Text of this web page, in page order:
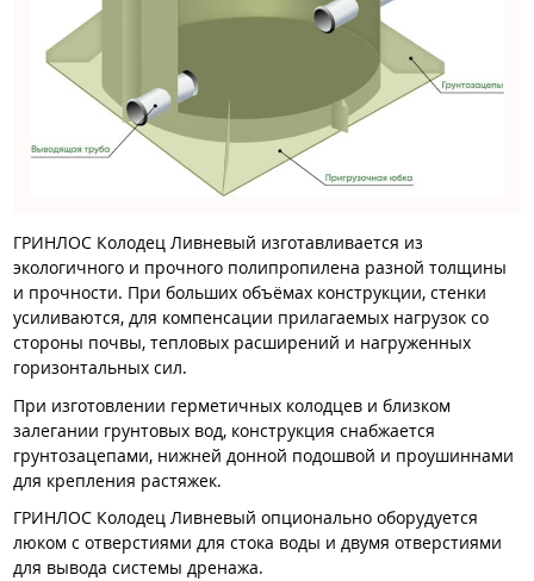
ГРИНЛОС Колодец Ливневый изготавливается из
экологичного и прочного полипропилена разной толщины
и прочности. При больших объёмах конструкции, стенки
усиливаются, для компенсации прилагаемых нагрузок со
стороны почвы, тепловых расширений и нагруженных
горизонтальных сил.
При изготовлении герметичных колодцев и близком
залегании грунтовых вод, конструкция снабжается
грунтозацепами, нижней донной подошвой и проушиннами
для крепления растяжек.
ГРИНЛОС Колодец Ливневый опционально оборудуется
люком с отверстиями для стока воды и двумя отверстиями
для вывода системы дренажа.